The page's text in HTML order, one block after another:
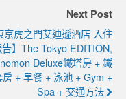
Next Post
京虎之門艾迪遜酒店 入住
】The Tokyo EDITION,
Deluxe鐵塔房 + 鐵
房 + 早餐 + 泳池 + Gym +
Spa + 交通方法